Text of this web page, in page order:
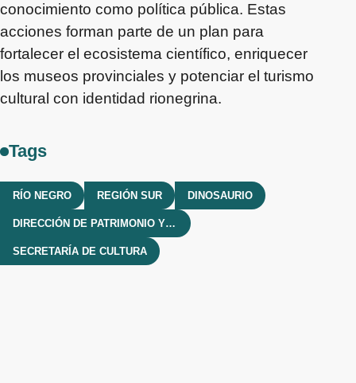
conocimiento como política pública. Estas
acciones forman parte de un plan para
fortalecer el ecosistema científico, enriquecer
los museos provinciales y potenciar el turismo
cultural con identidad rionegrina.
Tags
RÍO NEGRO REGIÓN SUR DINOSAURIO
DIRECCIÓN DE PATRIMONIO Y MUSEOS
SECRETARÍA DE CULTURA